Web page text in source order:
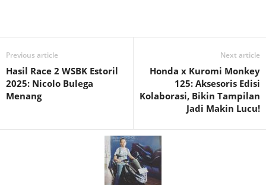
Previous article
Hasil Race 2 WSBK Estoril
2025: Nicolo Bulega
Menang
Next article
Honda x Kuromi Monkey
125: Aksesoris Edisi
Kolaborasi, Bikin Tampilan
Jadi Makin Lucu!